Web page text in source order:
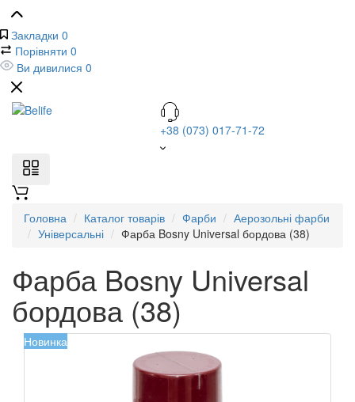
Закладки 0
Порівняти 0
Ви дивилися 0
+38 (073) 017-71-72
Головна Каталог товарів Фарби
Аерозольні фарби
Універсальні
Фарба Bosny Universal бордова (38)
Фарба Bosny Universal
бордова (38)
Новинка